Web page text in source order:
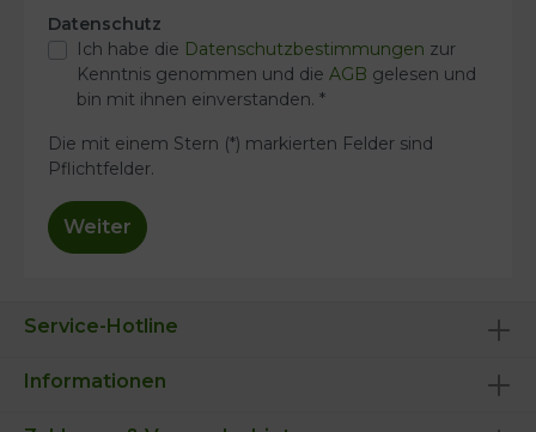
Datenschutz
Ich habe die Datenschutzbestimmungen zur
Kenntnis genommen und die AGB gelesen und
bin mit ihnen einverstanden. *
Die mit einem Stern (*) markierten Felder sind
Pflichtfelder.
Weiter
Service-Hotline
Informationen